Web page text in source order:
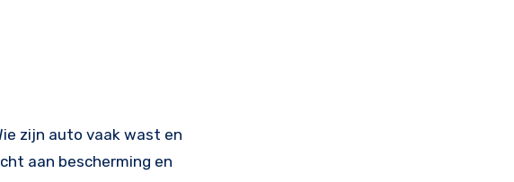
zijn auto vaak wast en
aan bescherming en